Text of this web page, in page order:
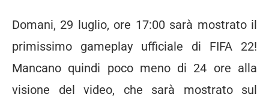
Domani, 29 luglio, ore 17:00 sarà mostrato il
primissimo gameplay ufficiale di FIFA 22!
Mancano quindi poco meno di 24 ore alla
visione del video, che sarà mostrato sul